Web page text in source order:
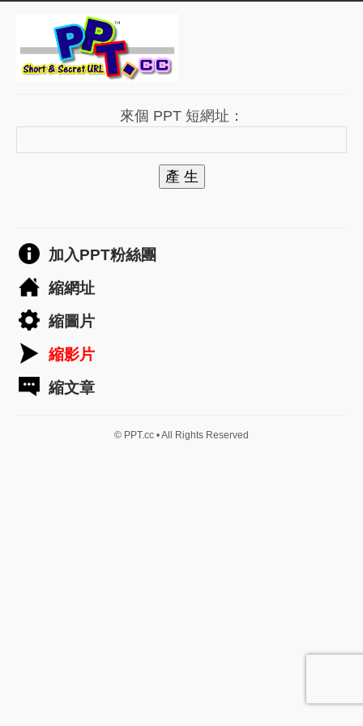
來個 PPT 短網址：
產 生
加入PPT粉絲團
縮網址
縮圖片
縮影片
縮文章
© PPT.cc • All Rights Reserved